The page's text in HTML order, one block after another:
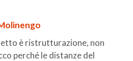
è ristrutturazione, non
perché le distanze del